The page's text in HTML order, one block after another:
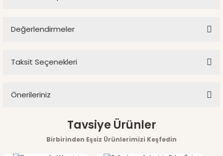
Değerlendirmeler
Taksit Seçenekleri
Önerileriniz
Bu ürünün fiyat bilgisi, resim, ürün açıklamalarında ve diğer
konularda yetersiz gördüğünüz noktaları öneri formunu
Tavsiye Ürünler
Birbirinden Eşsiz Ürünlerimizi Keşfedin